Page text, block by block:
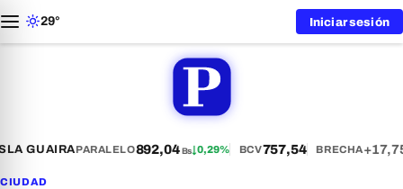
29° Iniciar sesión
GUAIRAPARALELO892,04Bs↓0,29% BCV757,54 BRECHA
CIUDAD